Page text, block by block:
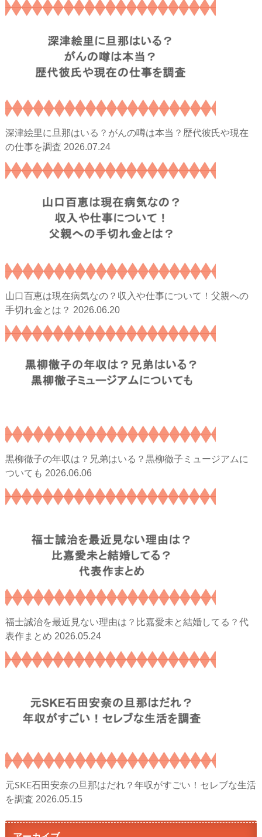
深津絵里に旦那はいる？がんの噂は本当？歴代彼氏や現在
の仕事を調査 2026.07.24
山口百恵は現在病気なの？収入や仕事について！父親への
手切れ金とは？ 2026.06.20
黒柳徹子の年収は？兄弟はいる？黒柳徹子ミュージアムに
ついても 2026.06.06
福士誠治を最近見ない理由は？比嘉愛未と結婚してる？代
表作まとめ 2026.05.24
元SKE石田安奈の旦那はだれ？年収がすごい！セレブな生活
を調査 2026.05.15